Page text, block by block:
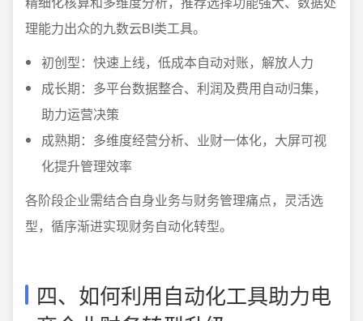
理能力出众的九数云BI类工具。
初创型：快速上线，低成本自动对账，解放人力
成长期：多平台数据整合、利润及费用自动归集，
助力运营决策
成熟期：多维度经营分析、业财一体化，大屏可视
化提升管理效率
各阶段企业需结合自身业务与财务管理痛点，灵活选
型，循序渐进实现财务自动化转型。
四、如何利用自动化工具助力电